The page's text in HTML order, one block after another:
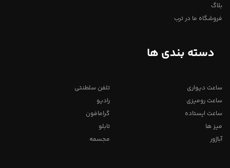
بلاگ
فروشگاه ما در ترب
دسته بندی ها
ساعت دیواری
ساعت رومیزی
ساعت ایستاده
میز ها
آباژور
تلفن سلطنتی
رادیو
گرامافون
تابلو
مجسمه